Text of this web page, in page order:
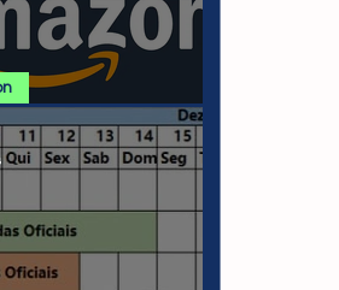
PROMOÇÕES AMAZON